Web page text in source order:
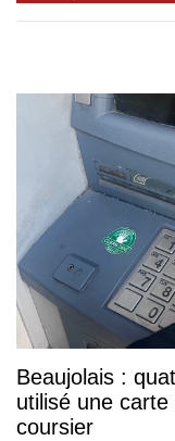
Beaujolais :
utilisé une
coursier